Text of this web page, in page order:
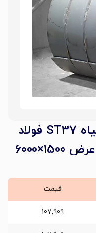
ورق سیاه ST37 فولاد
مبارکه ضخامت 6 میل عرض 1500×6000
قیمت
107,909